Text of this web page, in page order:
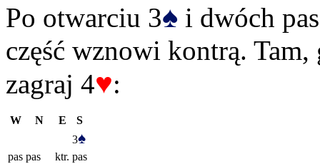
Po otwarciu 3♠ i dwóch
część wznowi kontrą.
zagraj 4♥:
W N E
S
3♠
pas pas ktr. pas